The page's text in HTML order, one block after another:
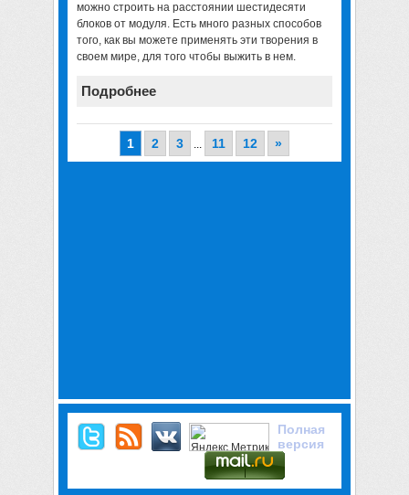
можно строить на расстоянии шестидесяти
блоков от модуля. Есть много разных способов
того, как вы можете применять эти творения в
своем мире, для того чтобы выжить в нем.
Подробнее
1 2 3 ... 11 12 »
Полная
версия